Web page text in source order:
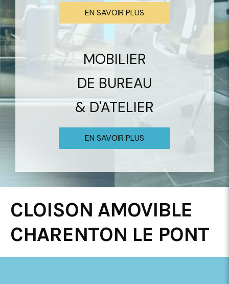
EN SAVOIR PLUS
MOBILIER
DE BUREAU
& D'ATELIER
EN SAVOIR PLUS
CLOISON AMOVIBLE
CHARENTON LE PONT